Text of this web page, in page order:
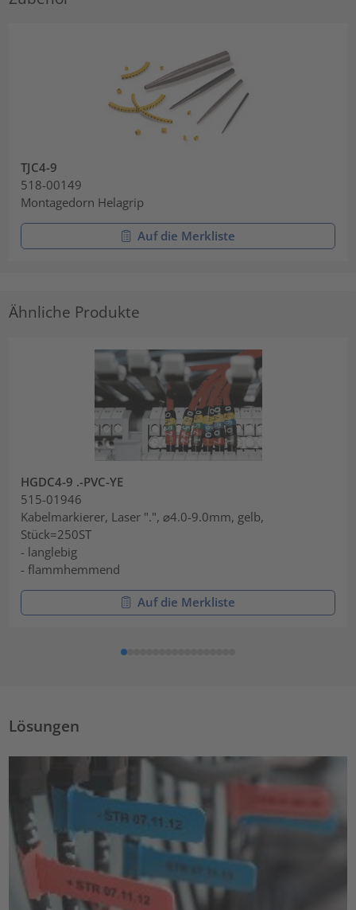
TJC4-9
518-00149
Montagedorn Helagrip
Auf die Merkliste
Ähnliche Produkte
HGDC4-9 .-PVC-YE
515-01946
Kabelmarkierer, Laser ".", ⌀4.0-9.0mm, gelb,
Stück=250ST
- langlebig
- flammhemmend
Auf die Merkliste
Lösungen